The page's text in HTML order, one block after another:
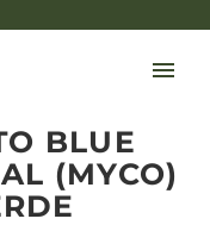
BLUE
(MYCO)